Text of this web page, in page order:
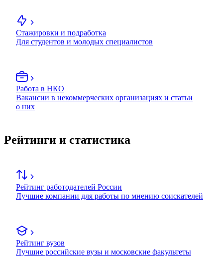
Стажировки и подработка
Для студентов и молодых специалистов
Работа в НКО
Вакансии в некоммерческих организациях и статьи
о них
Рейтинги и статистика
Рейтинг работодателей России
Лучшие компании для работы по мнению соискателей
Рейтинг вузов
Лучшие российские вузы и московские факультеты